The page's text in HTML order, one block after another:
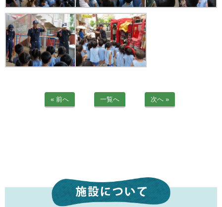
« 前へ 一覧へ 次へ »
苦情解決公表
法人詳細情報
重要事項説明書
園の自己評価公表
06-6915-8558